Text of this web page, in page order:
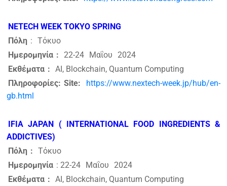
NETECH WEEK TOKYO SPRING
Πόλη : Τόκυο
Ημερομηνία : 22-24 Μαΐου 2024
Εκθέματα : AI, Blockchain, Quantum Computing
Πληροφορίες: Site:
https://www.nextech-week.jp/hub/en-
gb.html
IFIA JAPAN ( INTERNATIONAL FOOD INGREDIENTS &
ADDICTIVES)
Πόλη : Τόκυο
Ημερομηνία : 22-24 Μαΐου 2024
Εκθέματα : AI, Blockchain, Quantum Computing